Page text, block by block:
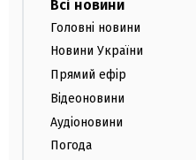
Всі новини
Головні новини
Новини України
Прямий ефір
Відеоновини
Аудіоновини
Погода